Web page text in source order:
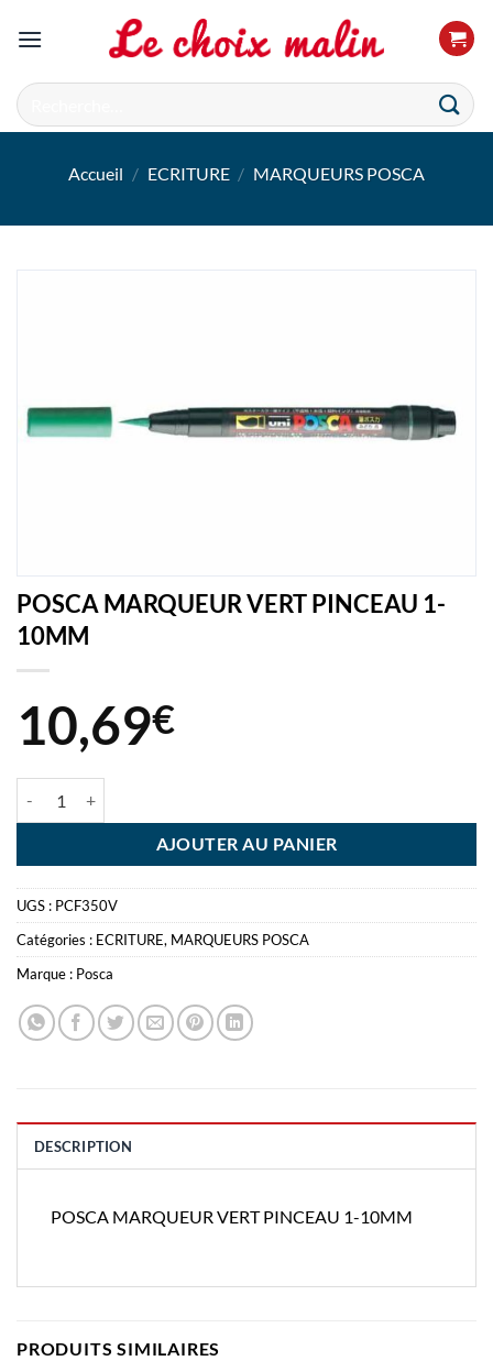
Recherche
pour :
Accueil / ECRITURE / MARQUEURS POSCA
POSCA MARQUEUR VERT PINCEAU 1-
10MM
10,69€
AJOUTER AU PANIER
UGS : PCF350V
Catégories : ECRITURE, MARQUEURS POSCA
Marque : Posca
DESCRIPTION
POSCA MARQUEUR VERT PINCEAU 1-10MM
PRODUITS SIMILAIRES